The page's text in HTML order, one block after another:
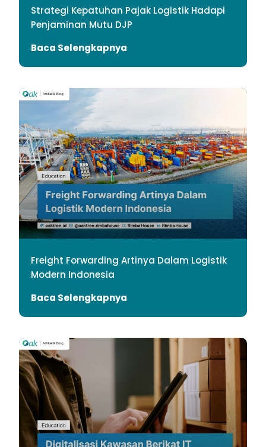
Strategi Kepatuhan Pajak Logistik Hadapi
Penjaminan Mutu DJP
Baca Selengkapnya
Freight Forwarding Artinya Dalam Logistik
Modern Indonesia
Baca Selengkapnya